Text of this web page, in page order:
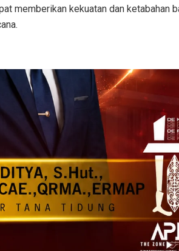
memberikan kekuatan dan ketabahan